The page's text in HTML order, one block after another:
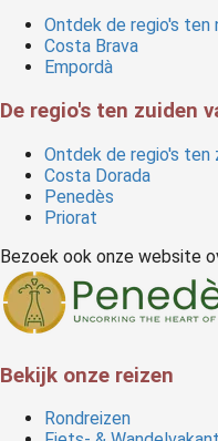
Ontdek de regio's ten
Costa Brava
Empordà
De regio's ten zuiden
Ontdek de regio's ten
Costa Dorada
Penedès
Priorat
Bezoek ook onze website
Bekijk onze reizen
Rondreizen